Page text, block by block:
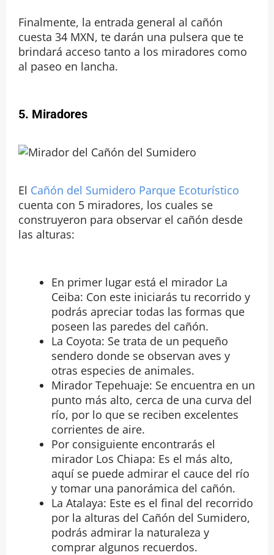
Finalmente, la entrada general al cañón
cuesta 34 MXN, te darán una pulsera que te
brindará acceso tanto a los miradores como
al paseo en lancha.
5. Miradores
El Cañón del Sumidero Parque Ecoturístico
cuenta con 5 miradores, los cuales se
construyeron para observar el cañón desde
las alturas:
En primer lugar está el mirador La
Ceiba: Con este iniciarás tu recorrido y
podrás apreciar todas las formas que
poseen las paredes del cañón.
La Coyota: Se trata de un pequeño
sendero donde se observan aves y
otras especies de animales.
Mirador Tepehuaje: Se encuentra en un
punto más alto, cerca de una curva del
río, por lo que se reciben excelentes
corrientes de aire.
Por consiguiente encontrarás el
mirador Los Chiapa: Es el más alto,
aquí se puede admirar el cauce del río
y tomar una panorámica del cañón.
La Atalaya: Este es el final del recorrido
por la alturas del Cañón del Sumidero,
podrás admirar la naturaleza y
comprar algunos recuerdos.